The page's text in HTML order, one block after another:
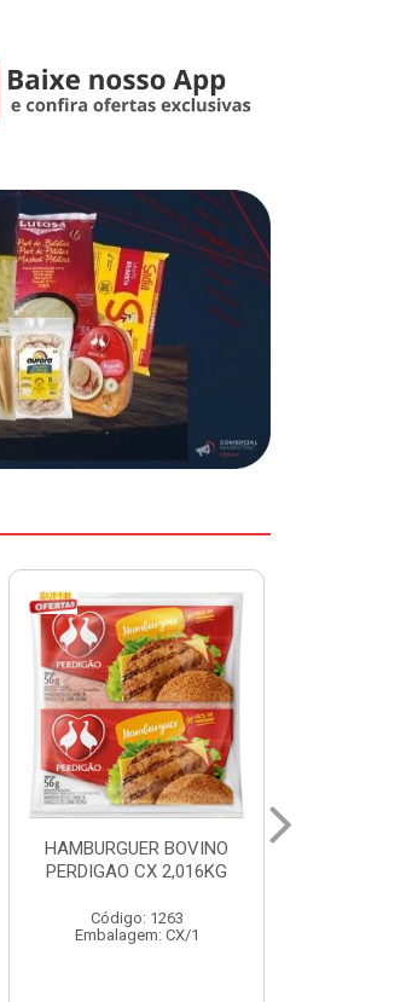
MARGARINA DELINE
CAIXA 24X250G
Código: 12886
Embalagem: CX/1